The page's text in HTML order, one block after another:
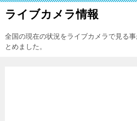
ライブカメラ情報
全国の現在の状況をライブカメラで見る
とめました。